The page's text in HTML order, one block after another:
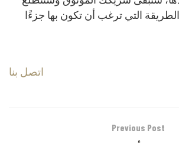
التي ترغب أن تكون بها جزءًا
اتصل بنا
Previous Post